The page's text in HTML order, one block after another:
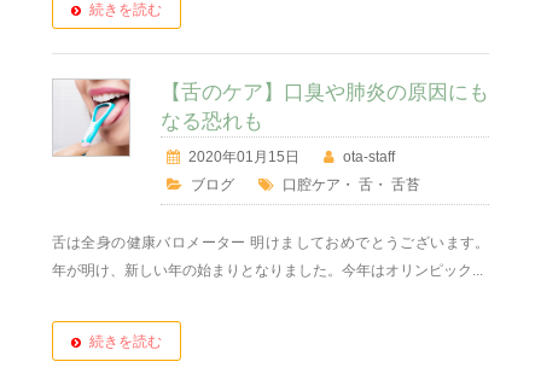
続きを読む
【舌のケア】口臭や肺炎の原因にも
なる恐れも
2020年01月15日
ota-staff
ブログ
口腔ケア ・ 舌・ 舌苔
舌は全身の健康バロメーター 明けましておめでとうございます。
年が明け、新しい年の始まりとなりました。今年はオリンピック...
続きを読む